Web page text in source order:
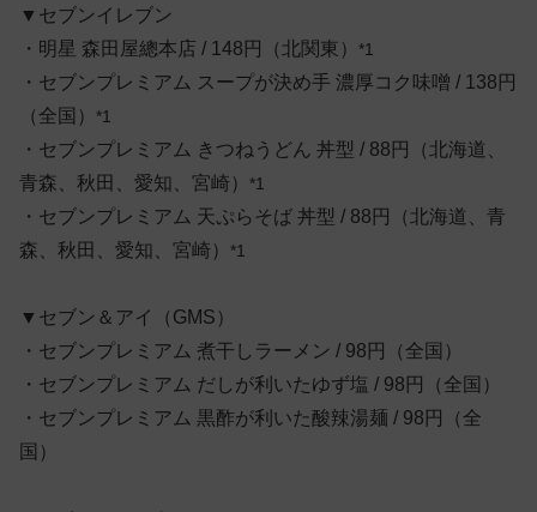
▼セブンイレブン
・明星 森田屋總本店 / 148円（北関東） *1
・セブンプレミアム スープが決め手 濃厚コク味噌 / 138円
（全国） *1
・セブンプレミアム きつねうどん 丼型 / 88円（北海道、
青森、秋田、愛知、宮崎） *1
・セブンプレミアム 天ぷらそば 丼型 / 88円（北海道、青
森、秋田、愛知、宮崎） *1
▼セブン＆アイ（GMS）
・セブンプレミアム 煮干しラーメン / 98円（全国）
・セブンプレミアム だしが利いたゆず塩 / 98円（全国）
・セブンプレミアム 黒酢が利いた酸辣湯麺 / 98円（全
国）